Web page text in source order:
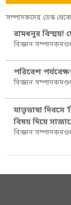
সম্পাদকদের ডেস্ক থেকে
রামধনুর বিস্ময়!
বিজ্ঞান
পরিবেশ
বিজ্ঞান
মাতৃভাষা দিবসে
বিষয় দিয়ে
বিজ্ঞান